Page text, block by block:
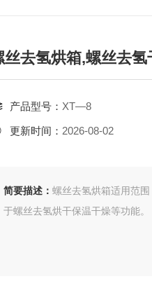
丝去氢烘箱,螺丝去氢
产品型号： XT—8
更新时间： 2026-08-02
简要描述： 螺丝去氢烘箱适用范围
于螺丝去氢烘干保温干燥等功能。